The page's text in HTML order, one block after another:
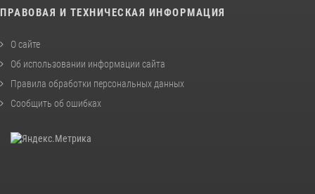
ПРАВОВАЯ И ТЕХНИЧЕСКАЯ ИНФОРМАЦИЯ
О сайте
Об использовании информации сайта
Правила обработки персональных данных
Сообщить об ошибках